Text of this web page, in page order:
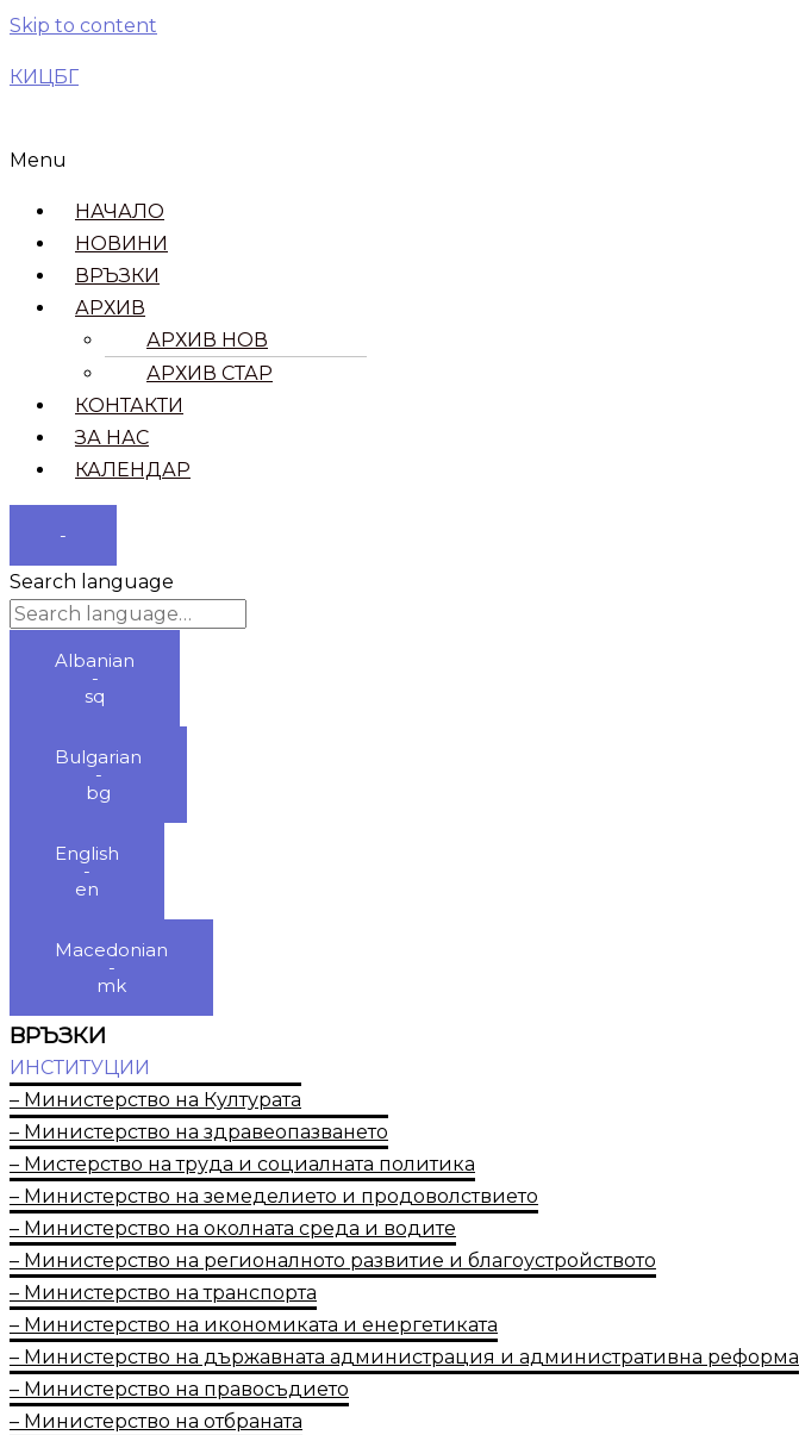
Skip to content
КИЦБГ
Menu
НАЧАЛО
НОВИНИ
ВРЪЗКИ​
АРХИВ
АРХИВ НОВ
АРХИВ СТАР
КОНТАКТИ
ЗА НАС
КАЛЕНДАР
-
Search language
Albanian
-
sq
Bulgarian
-
bg
English
-
en
Macedonian
-
mk
ВРЪЗКИ
ИНСТИТУЦИИ
– Министерство на Културата
– Министерство на здравеопазването
– Мистерство на труда и социалната политика
– Министерство на земеделието и продоволствието
– Министерство на околната среда и водите
– Министерство на регионалното развитие и благоустройството
– Министерство на транспорта
– Министерство на икономиката и енергетиката
– Министерство на държавната администрация и административна реформа
– Министерство на правосъдието
– Министерство на отбраната